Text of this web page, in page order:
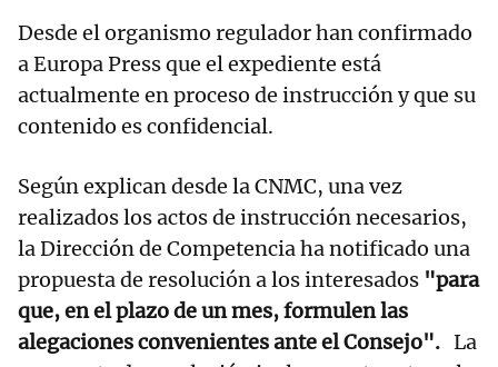
Desde el organismo regulador han confirmado
a Europa Press que el expediente está
actualmente en proceso de instrucción y que su
contenido es confidencial.
Según explican desde la CNMC, una vez
realizados los actos de instrucción necesarios,
la Dirección de Competencia ha notificado una
propuesta de resolución a los interesados "para
que, en el plazo de un mes, formulen las
alegaciones convenientes ante el Consejo". La